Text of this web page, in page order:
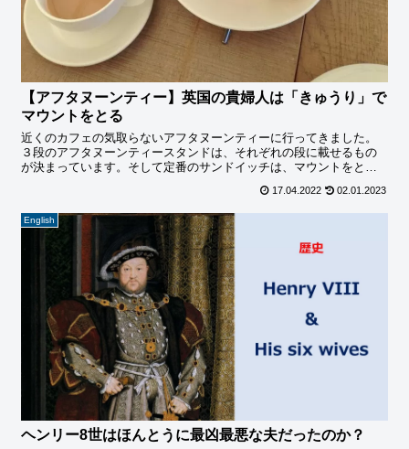
【アフタヌーンティー】英国の貴婦人は「きゅうり」で
マウントをとる
近くのカフェの気取らないアフタヌーンティーに行ってきました。
３段のアフタヌーンティースタンドは、それぞれの段に載せるもの
が決まっています。そして定番のサンドイッチは、マウントをとる
17.04.2022 02.01.2023
English
ヘンリー8世はほんとうに最凶最悪な夫だったのか？